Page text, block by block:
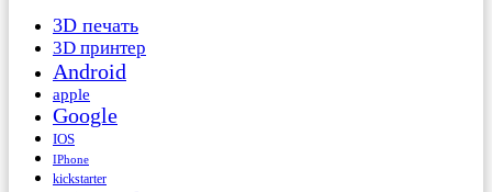
3D печать
3D принтер
Android
apple
Google
IOS
IPhone
kickstarter